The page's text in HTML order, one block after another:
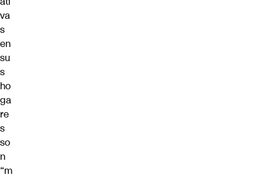
va
s
en
su
s
ho
ga
re
s
so
n
“m